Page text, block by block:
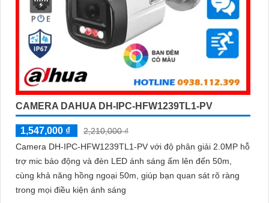
CAMERA DAHUA DH-IPC-HFW1239TL1-PV
1,547,000 ₫
2,210,000 ₫
Camera DH-IPC-HFW1239TL1-PV với độ phân giải 2.0MP hỗ
trợ mic báo động và đèn LED ánh sáng ấm lên đến 50m,
cùng khả năng hồng ngoại 50m, giúp bạn quan sát rõ ràng
trong mọi điều kiện ánh sáng